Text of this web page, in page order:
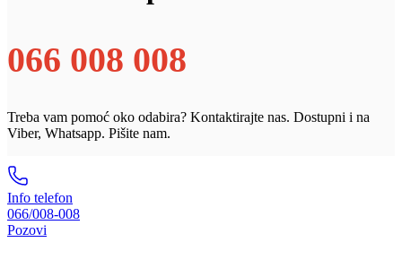
066 008 008
Treba vam pomoć oko odabira? Kontaktirajte nas. Dostupni i na
Viber, Whatsapp. Pišite nam.
Info telefon
066/008-008
Pozovi